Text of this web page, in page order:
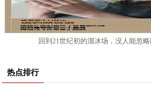
回到21世纪初的溜冰场，没人能忽
热点排行